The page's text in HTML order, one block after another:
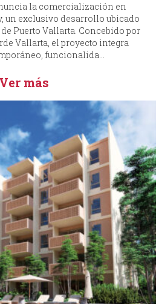
la comercialización en
un exclusivo desarrollo ubicado
Puerto Vallarta. Concebido por
Vallarta, el proyecto integra
funcionalida...
Ver más